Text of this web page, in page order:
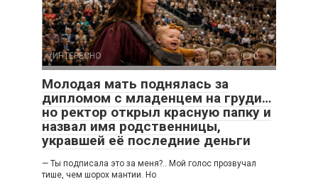
ИНТЕРЕСНО 0
Молодая мать поднялась за
дипломом с младенцем на груди…
но ректор открыл красную папку и
назвал имя родственницы,
укравшей её последние деньги
— Ты подписала это за меня?.. Мой голос прозвучал
тише, чем шорох мантии. Но